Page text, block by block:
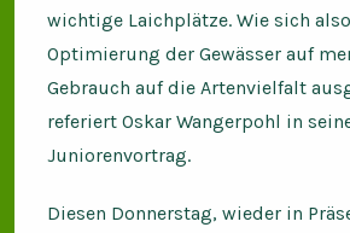
wichtige Laichplätze. Wie sich
Optimierung der Gewässer auf
Gebrauch auf die Artenvielfalt
referiert Oskar Wangerpohl in
Juniorenvortrag.
Diesen Donnerstag, wieder in